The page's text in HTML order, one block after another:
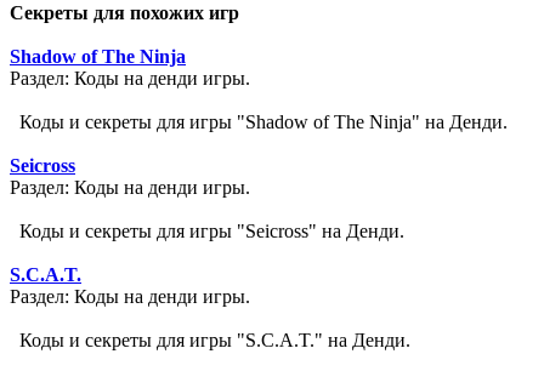
Секреты для похожих игр
Shadow of The Ninja
Раздел: Коды на денди игры.
Коды и секреты для игры "Shadow of The Ninja" на Денди.
Seicross
Раздел: Коды на денди игры.
Коды и секреты для игры "Seicross" на Денди.
S.C.A.T.
Раздел: Коды на денди игры.
Коды и секреты для игры "S.C.A.T." на Денди.